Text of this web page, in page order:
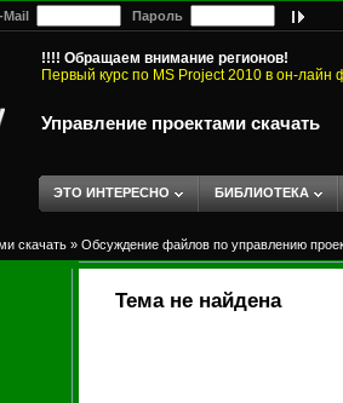
Пароль
!!!! Обращаем внимание регионов!
Первый курс по MS Project 2010 в он-лайн
Управление проектами скачать
ЭТО ИНТЕРЕСНО БИБЛИОТЕКА
скачать » Обсуждение файлов по управлению
Тема не найдена